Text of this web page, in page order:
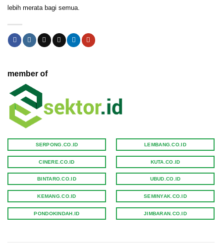
lebih merata bagi semua.
member of
SERPONG.CO.ID
CINERE.CO.ID
BINTARO.CO.ID
KEMANG.CO.ID
PONDOKINDAH.ID
LEMBANG.CO.ID
KUTA.CO.ID
UBUD.CO.ID
SEMINYAK.CO.ID
JIMBARAN.CO.ID